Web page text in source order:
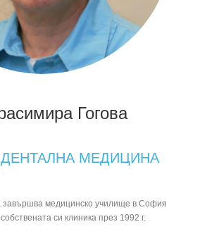
Гогова
МЕДИЦИНА
завършва медицинско училище в София
си клиника през 1992 г.